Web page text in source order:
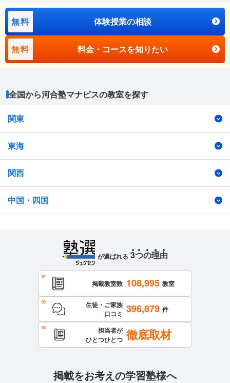
無料 体験授業の相談
無料 料金・コースを知りたい
全国から河合塾マナビスの教室を探す
関東
東海
関西
中国・四国
が選ばれる 3つの理由
掲載教室数 108,995 教室
生徒・ご家族
口コミ 396,879 件
担当者が
ひとつひとつ 徹底取材
掲載をお考えの学習塾様へ